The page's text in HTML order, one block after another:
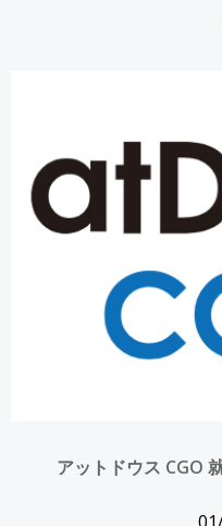
アットドウス CGO